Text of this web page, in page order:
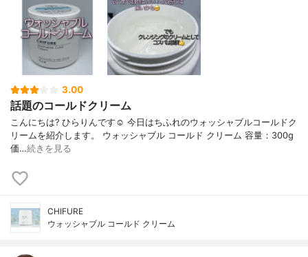
3.00
話題のコールドクリーム
こんにちは? ひらりんです☺️ 今日はちふれのウォッシャブルコールドク
リームを紹介します。 ウォッシャブル コールド クリーム 容量：300g
価…続きを見る
CHIFURE
ウォッシャブル コールド クリーム